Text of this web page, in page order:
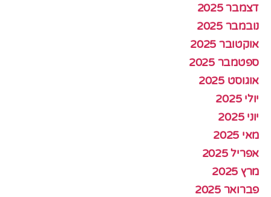
דצמבר 2025
נובמבר 2025
אוקטובר 2025
ספטמבר 2025
אוגוסט 2025
יולי 2025
יוני 2025
מאי 2025
אפריל 2025
מרץ 2025
פברואר 2025